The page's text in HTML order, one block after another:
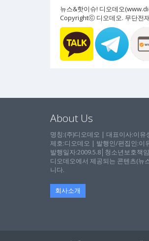
뉴스&핫이슈! 디오데오
Copyrightⓒ 디오데오. 무단전
About Us
명칭:(주)디오데오 | 대표이사:이
제호:디오데오 | 발행인/편집인:이
발행일자:2009.5.8│청소년보호책
디오데오에서 제공되는 콘텐츠(뉴
니다.
회사소개